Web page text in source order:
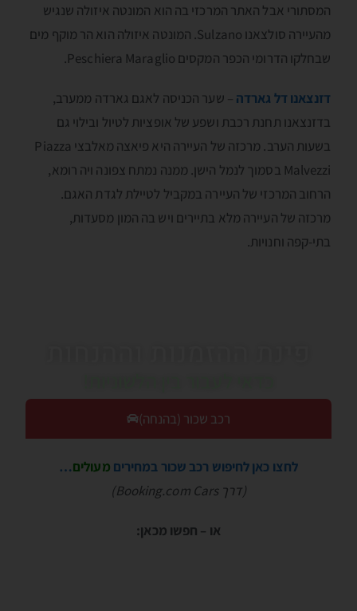
המסתורי אבל האתר המרכזי בה הוא המונטה איזולה שנגיש
מהעיירה סולצאנו Sulzano. המונטה איזולה הוא הר מוקף מים
שבחלקו הדרומי הכפר המקסים Peschiera Maraglio.
דזנצאנו דל גארדה – שער הכניסה לאגם גארדה ממערב,
בדזנצאנו תחנת רכבת ושפע של אופציות לטיול ובילוי גם
בשעות הערב. מרכזה של העיירה היא פיאצה מאלבצי Piazza
Malvezzi בסמוך לנמל הישן. ממנה נמתח צפונה ויה רומא,
הרחוב המרכזי של העיירה במקביל לטיילת לגדת האגם.
מרכזה של העיירה מלא בתיירים ויש בה המון מסעדות,
בתי-קפה וחנויות.
רכב שכור (בהנחה)
לחצו כאן לחיפוש רכב שכור במחירים מעולים…
(דרך Booking.com Cars)
או – חפשו מכאן: